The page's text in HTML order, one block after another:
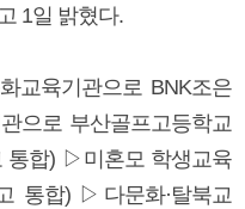
1일 밝혔다.
교육기관으로 BNK조은
으로 부산골프고등학교
통합) ▷미혼모 학생교육
통합) ▷다문화·탈북교